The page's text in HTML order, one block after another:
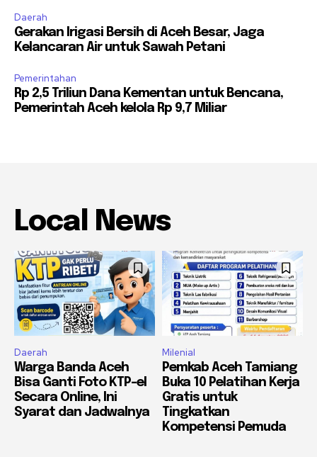
Daerah
Gerakan Irigasi Bersih di Aceh Besar, Jaga
Kelancaran Air untuk Sawah Petani
Pemerintahan
Rp 2,5 Triliun Dana Kementan untuk Bencana,
Pemerintah Aceh kelola Rp 9,7 Miliar
Local News
Daerah
Warga Banda Aceh
Bisa Ganti Foto KTP-el
Secara Online, Ini
Syarat dan Jadwalnya
Milenial
Pemkab Aceh Tamiang
Buka 10 Pelatihan Kerja
Gratis untuk
Tingkatkan
Kompetensi Pemuda